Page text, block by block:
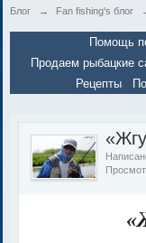
Блог → Fan fishing's блог
Помощь
Продаем рыбацкие
Рецепты